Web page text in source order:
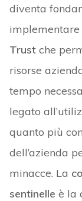
diventa
implementare
Trustche
risorse
tempo
legato
quanto più
dell’azienda
minacce. La
sentinelle è la